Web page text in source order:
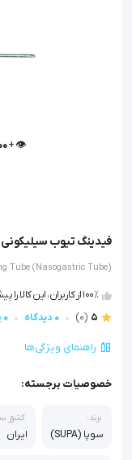
👁️ +
فیدینگ تیوب
Tube (Nasogastric Tube)
100٪ از کاربران، این کالا را پیشنهاد کرده اند.
5
(0) 0 دیدگاه 0 پرسش
راهنمای ویژگی‌ها
خصوصیات برجسته:
برند:
سوپا (SUPA)
کشور
ایران